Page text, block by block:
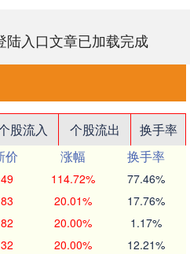
陆入口文章已加载完成
股流入 个股流出
换手率
价 涨幅
换手率
114.72% 77.46%
20.01% 17.76%
20.00% 1.17%
20.00% 12.21%